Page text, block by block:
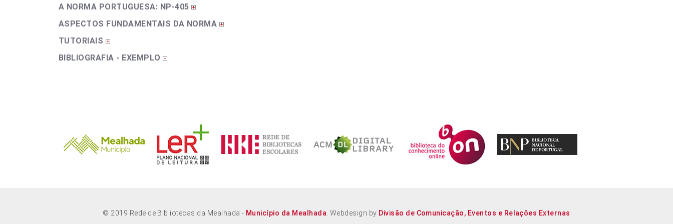
A NORMA PORTUGUESA: NP-405
ASPECTOS FUNDAMENTAIS DA NORMA
TUTORIAIS
BIBLIOGRAFIA - EXEMPLO
© 2019 Rede de Bibliotecas da Mealhada - Município da Mealhada . Webdesign by Divisão de Comunicação, Eventos e Relações Externas